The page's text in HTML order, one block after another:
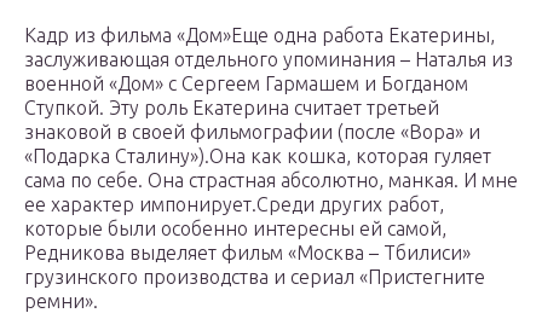
Кадр из фильма «Дом»Еще одна работа Екатерины,
заслуживающая отдельного упоминания – Наталья из
военной «Дом» с Сергеем Гармашем и Богданом
Ступкой. Эту роль Екатерина считает третьей
знаковой в своей фильмографии (после «Вора» и
«Подарка Сталину»).Она как кошка, которая гуляет
сама по себе. Она страстная абсолютно, манкая. И мне
ее характер импонирует.Среди других работ,
которые были особенно интересны ей самой,
Редникова выделяет фильм «Москва – Тбилиси»
грузинского производства и сериал «Пристегните
ремни».